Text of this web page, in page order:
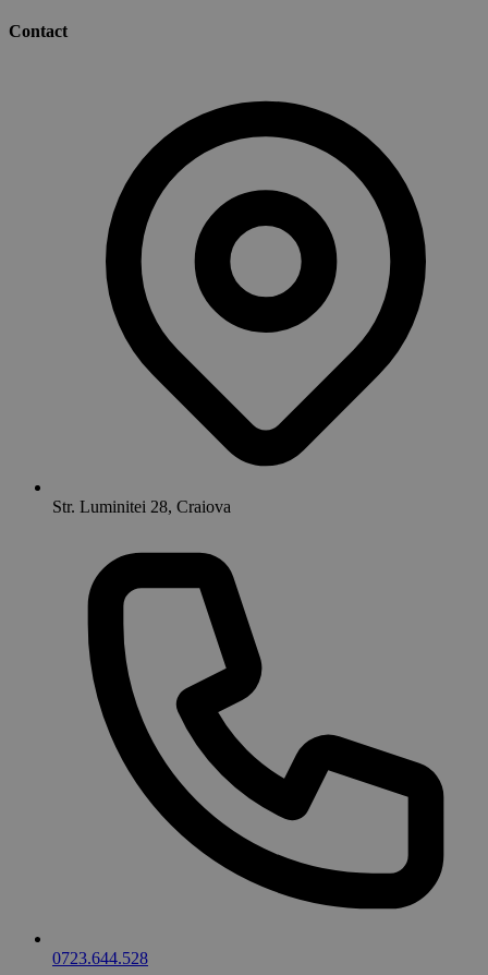
Contact
Str. Luminitei 28, Craiova
0723.644.528